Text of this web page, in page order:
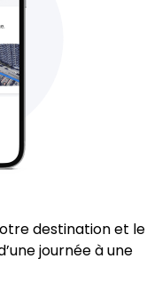
destination et le
journée à une